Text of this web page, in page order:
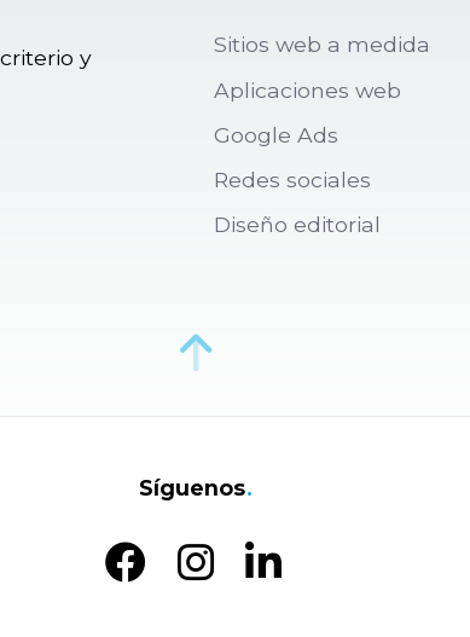
y
Sitios web a medida
Aplicaciones web
Google Ads
Redes sociales
Diseño editorial
Síguenos.